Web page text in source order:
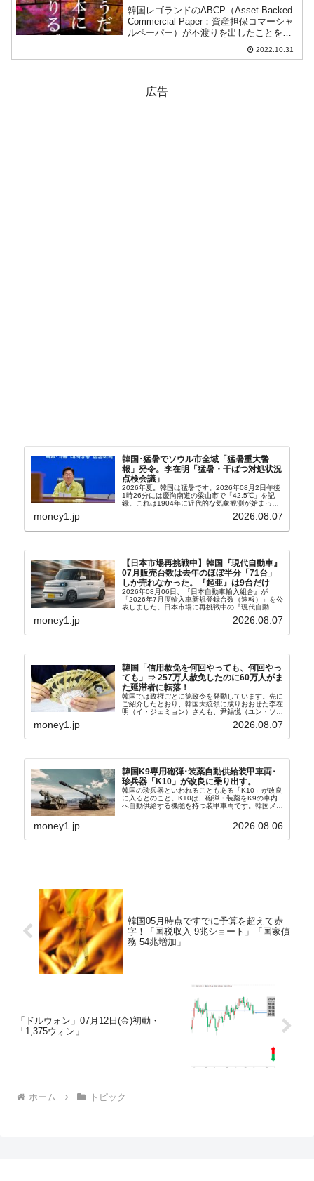
韓国レゴランドのABCP（Asset-Backed
Commercial Paper：資産担保コマーシャ
ルペーパー）が不渡りを出したことをき
っかけに、韓国の短期資金調達市場が非
常にタイトになりました。金利が急騰
2022.10.31
広告
韓国･猛暑でソウル市全域「猛暑重大警
報」発令。李在明「猛暑・干ばつ対処状況
点検会議」
2026年夏。韓国は猛暑です。2026年08月2日午後
1時26分には慶尚南道の梁山市で「42.5℃」を記
録。これは1904年に近代的な気象観測が始まって
ウル市全域への「猛暑重大警報」が発令され...
money1.jp 2026.08.07
【日本市場再挑戦中】韓国『現代自動車』
07月販売台数は去年のほぼ半分「71台」
しか売れなかった。『起亜』は9台だけ
2026年08月06日、『日本自動車輸入組合』が
「2026年7月度輸入車新規登録台数（速報）」を公
表しました。日本市場に再挑戦中の『現代自動
車』、また日本市場を攻略したい『BYD』の販売
台数はこの中に捉えられているはずです。先月から
money1.jp 2026.08.07
韓国「信用赦免を何回やっても、何回やっ
ても」⇒ 257万人赦免したのに60万人がま
た延滞者に転落！
韓国では政権ごとに徳政令を発動しています。先に
ご紹介したとおり、韓国大統領に成りおおせた李在
明（イ・ジェミョン）さんも、尹錫悦（ユン・ソギ
バンクにして不良債権の買い取りを行い、分割償還
money1.jp 2026.08.07
韓国K9専用砲弾･装薬自動供給装甲車両･
珍兵器「K10」が改良に乗り出す。
韓国の珍兵器といわれることもある「K10」が改良
に入るとのこと。K10は、砲弾・装薬をK9の車内
へ自動供給する機能を持つ装甲車両です。韓国メデ
から以下に一部を引きます。2005年に初めて...
money1.jp 2026.08.06
韓国05月時点ですでに予算を超えて赤
字！「国税収入 9兆ショート」「国家債
務 54兆増加」
「ドルウォン」07月12日(金)初動・
「1,375ウォン」
ホーム トピック